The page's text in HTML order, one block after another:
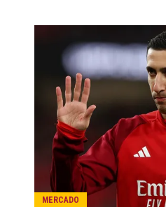
MERCADO